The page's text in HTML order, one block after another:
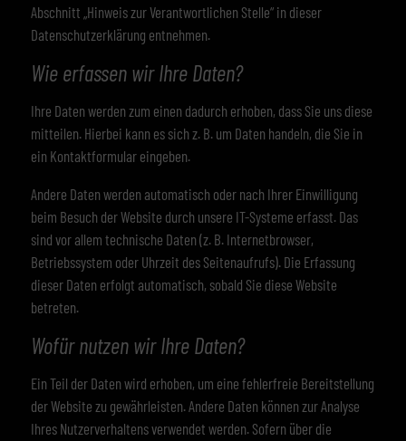
Abschnitt „Hinweis zur Verantwortlichen Stelle“ in dieser
Datenschutzerklärung entnehmen.
Wie erfassen wir Ihre Daten?
Ihre Daten werden zum einen dadurch erhoben, dass Sie uns diese
mitteilen. Hierbei kann es sich z. B. um Daten handeln, die Sie in
ein Kontaktformular eingeben.
Andere Daten werden automatisch oder nach Ihrer Einwilligung
beim Besuch der Website durch unsere IT-Systeme erfasst. Das
sind vor allem technische Daten (z. B. Internetbrowser,
Betriebssystem oder Uhrzeit des Seitenaufrufs). Die Erfassung
dieser Daten erfolgt automatisch, sobald Sie diese Website
betreten.
Wofür nutzen wir Ihre Daten?
Ein Teil der Daten wird erhoben, um eine fehlerfreie Bereitstellung
der Website zu gewährleisten. Andere Daten können zur Analyse
Ihres Nutzerverhaltens verwendet werden. Sofern über die